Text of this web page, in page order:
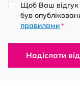
Щоб Ваш
був
правилами *
Надіслати